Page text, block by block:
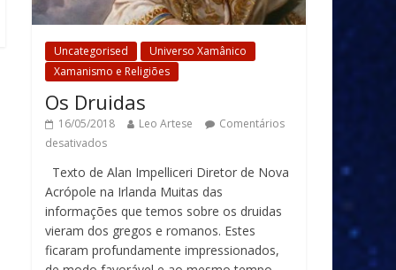
Uncategorised
Universo Xamânico
Xamanismo e Religiões
Os Druidas
16/05/2018 Leo Artese
Comentários
desativados
Texto de Alan Impelliceri Diretor de Nova
Acrópole na Irlanda Muitas das
informações que temos sobre os druidas
vieram dos gregos e romanos. Estes
ficaram profundamente impressionados,